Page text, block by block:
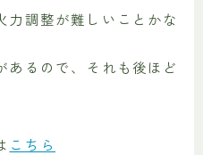
力調整が難しいことかな
あるので、それも後ほど
こちら